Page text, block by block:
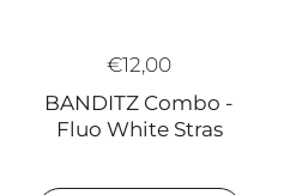
€12,00
BANDITZ Combo -
Fluo White Stras